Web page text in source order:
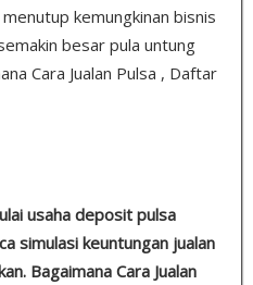
kemungkinan bisnis
besar pula untung
Cara Jualan Pulsa , Daftar
usaha deposit pulsa
simulasi keuntungan jualan
Bagaimana Cara Jualan